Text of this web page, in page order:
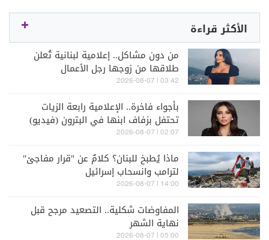
الأكثر قراءة
من دون مشاكل.. إعلامية لبنانية تُعلن
طلاقها من زوجها رجل الأعمال
03:42 | 2026-08-07
بأجواء فاخرة.. الإعلامية رابعة الزيات
تحتفل بزفاف ابنها في البترون (فيديو)
02:07 | 2026-08-07
ماذا يُطبخ للبنان؟ كلامٌ عن "قرار مفاجئ"
لترامب وانسحاب إسرائيل
14:00 | 2026-08-07
المفاوضات شكلية.. التصعيد مرجح قبل
نهاية الشهر
05:00 | 2026-08-07